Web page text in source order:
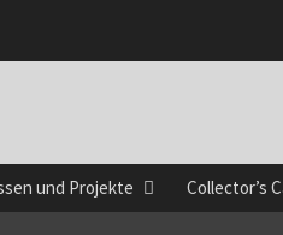
und Projekte Collector’s